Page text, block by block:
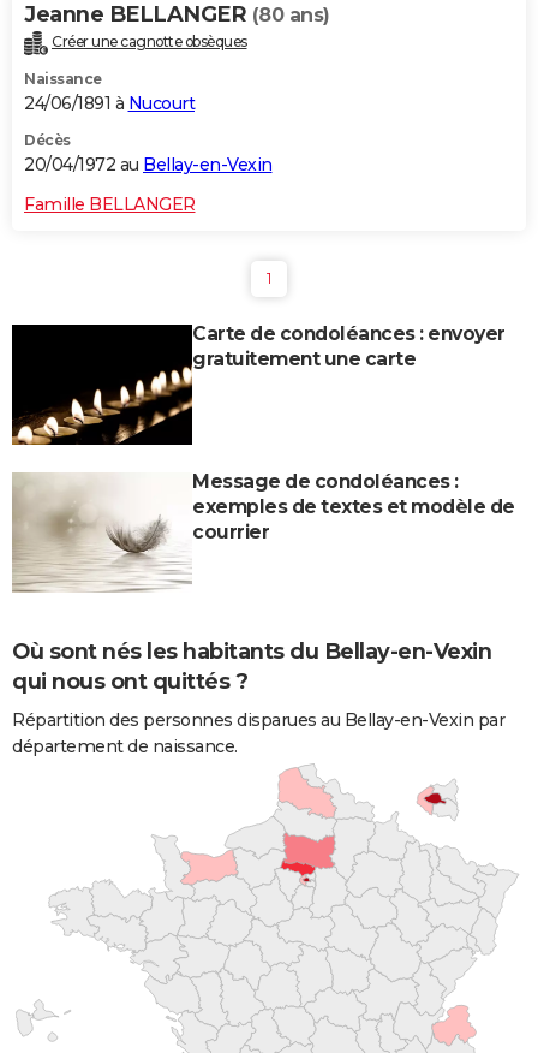
Jeanne BELLANGER (80 ans)
Créer une cagnotte obsèques
Naissance
24/06/1891 à Nucourt
Décès
20/04/1972 au Bellay-en-Vexin
Famille BELLANGER
1
Carte de condoléances : envoyer
gratuitement une carte
Message de condoléances :
exemples de textes et modèle de
courrier
Où sont nés les habitants du Bellay-en-Vexin
qui nous ont quittés ?
Répartition des personnes disparues au Bellay-en-Vexin par
département de naissance.